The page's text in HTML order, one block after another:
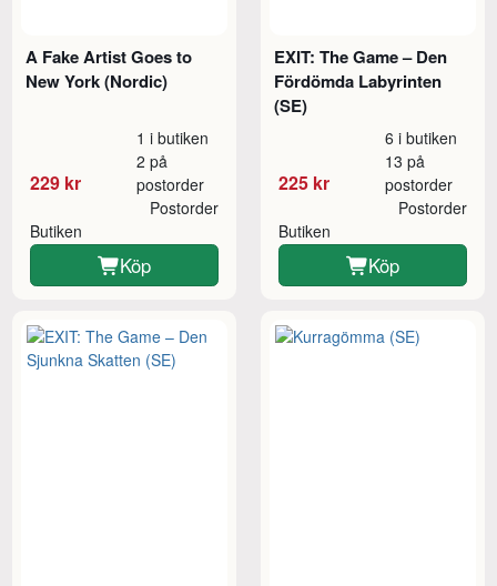
A Fake Artist Goes to
New York (Nordic)
229 kr
1 i butiken
2 på
postorder
Butiken
Postorder
Köp
EXIT: The Game – Den
Fördömda Labyrinten
(SE)
225 kr
6 i butiken
13 på
postorder
Butiken
Postorder
Köp